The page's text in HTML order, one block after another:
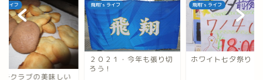
ライフ
子クラブの美味しい
飛翔's ライフ
２０２１・今年も張り切
ろう！
飛翔's ライフ
ホワイト七夕祭り